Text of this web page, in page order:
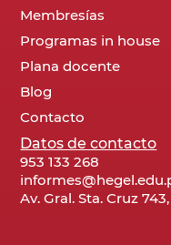
Membresías
Programas in house
Plana docente
Blog
Contacto
Datos de contacto
953 133 268
Av. Gral. Sta. Cruz